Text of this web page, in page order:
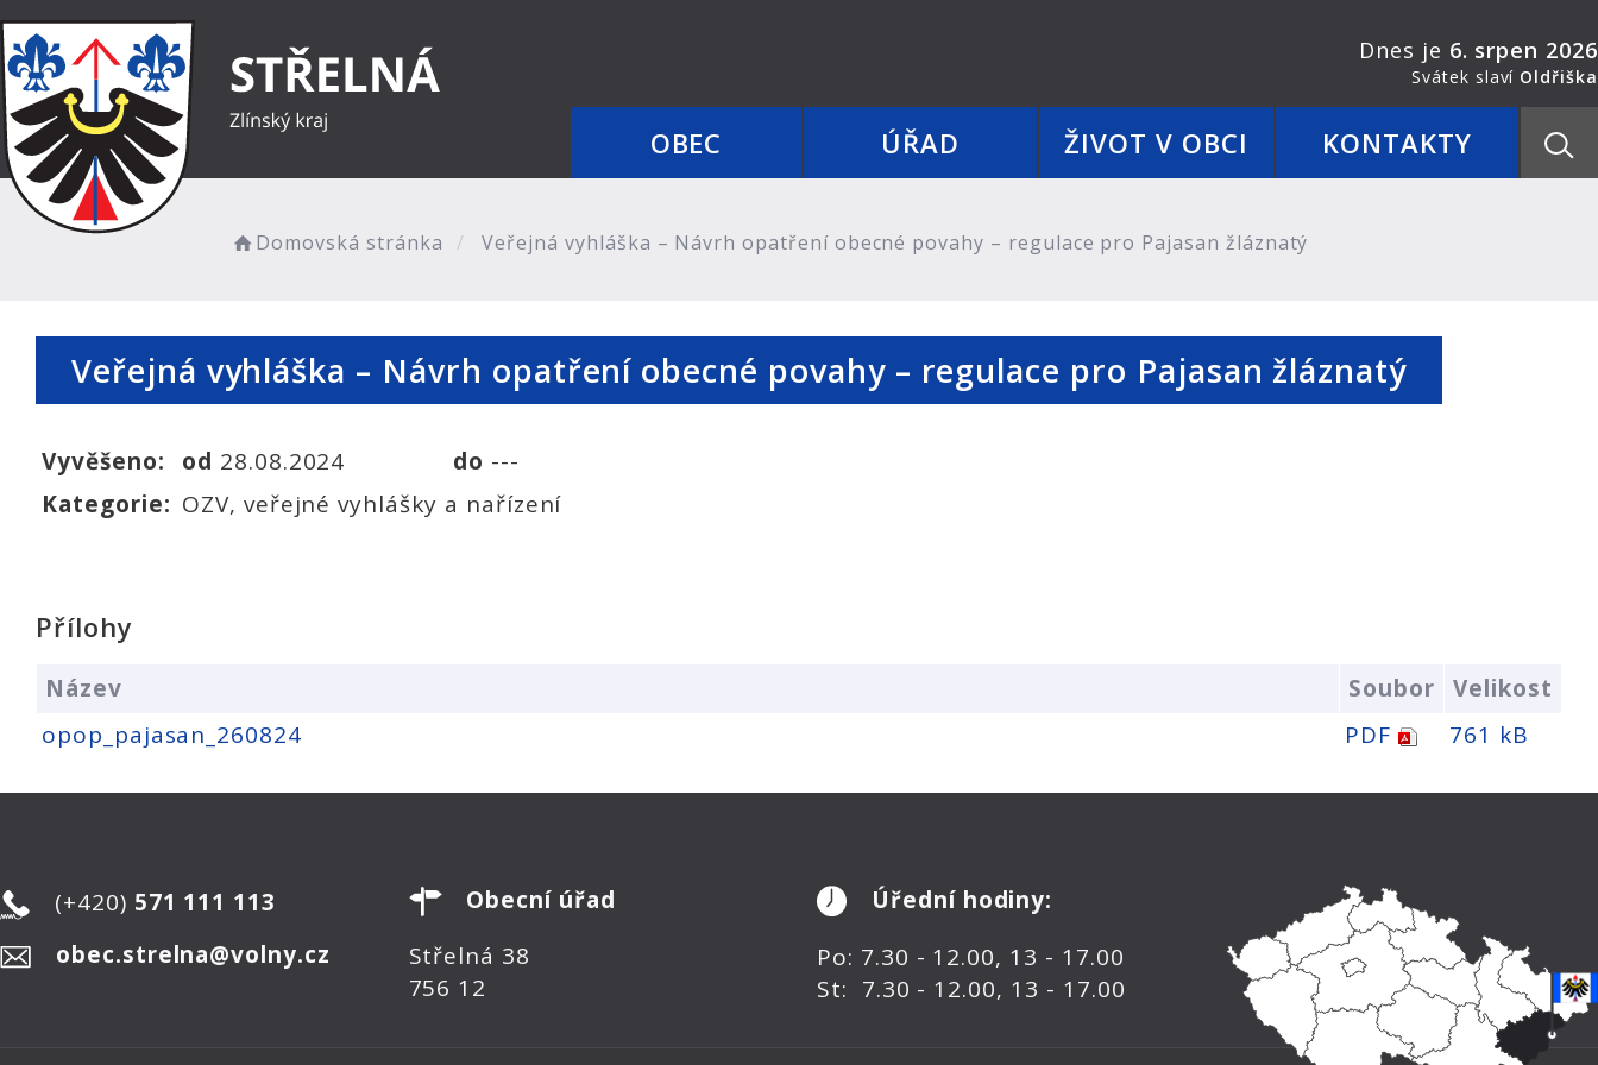
OBEC ÚŘAD ŽIVOT V OBCI KONTAKTY
Dnes je 6. srpen 2026
Svátek slaví Oldřiška
Domovská stránka Veřejná vyhláška – Návrh opatření obecné povahy – regulace pro Pajasan žláznatý
Veřejná vyhláška – Návrh opatření obecné povahy – regulace pro Pajasan žláznatý
Vyvěšeno: od 28.08.2024 do ---
Kategorie: OZV, veřejné vyhlášky a nařízení
Přílohy
Název Soubor
Velikost
opop_pajasan_260824
PDF 761 kB
(+420) 571 111 113
obec.strelna@volny.cz
Obecní úřad
Střelná 38
756 12
Úřední hodiny:
Po: 7.30 - 12.00, 13 - 17.00
St: 7.30 - 12.00, 13 - 17.00